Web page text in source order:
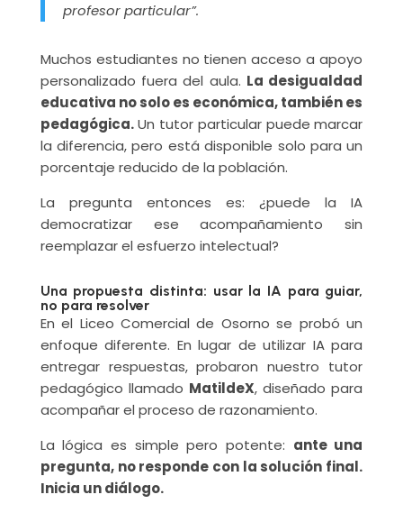
profesor particular”.
Muchos estudiantes no tienen acceso a apoyo
personalizado fuera del aula. La desigualdad
educativa no solo es económica, también es
pedagógica.Un tutor particular puede marcar
la diferencia, pero está disponible solo para un
porcentaje reducido de la población.
La pregunta entonces es: ¿puede la IA
democratizar ese acompañamiento sin
reemplazar el esfuerzo intelectual?
Una propuesta distinta: usar la IA para guiar,
no para resolver
En el Liceo Comercial de Osorno se probó un
enfoque diferente. En lugar de utilizar IA para
entregar respuestas, probaron nuestro tutor
pedagógico llamado MatildeX, diseñado para
acompañar el proceso de razonamiento.
La lógica es simple pero potente: ante una
pregunta, no responde con la solución final.
Inicia un diálogo.